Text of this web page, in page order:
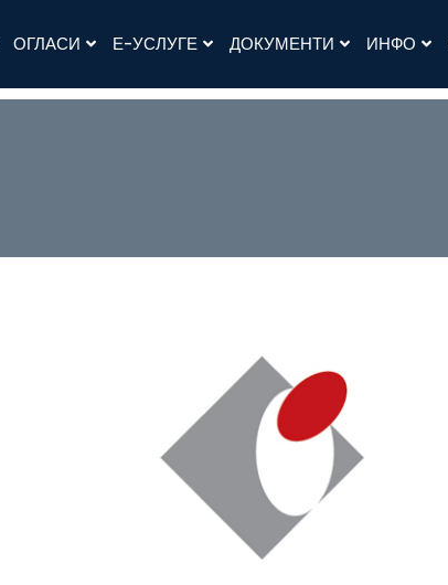
ОГЛАСИ Е-УСЛУГЕ ДОКУМЕНТИ ИНФО